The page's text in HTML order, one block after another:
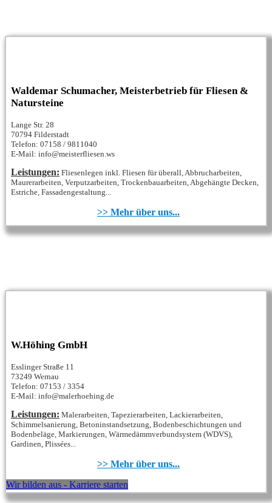
Waldemar Schumacher, Meisterbetrieb für Fliesen &
Natursteine
Lange Str. 28
70794 Filderstadt
Telefon: 07158 / 9811040
E-Mail: info@meisterfliesen.ws
Leistungen: Fliesenlegen inkl. Fliesen für überall, Abbrucharbeiten,
Maurerarbeiten, Verputzarbeiten, Trockenbauarbeiten, Abgehängte Decken,
Estriche, Fassadengestaltung...
>> Mehr über uns...
W.Höhing GmbH
Esslinger Straße 11
73249 Wernau
Telefon: 07153 / 3354
E-Mail: info@malerhoehing.de
Leistungen: Malerarbeiten, Tapezierarbeiten, Lackierarbeiten,
Schimmelsanierung, Betoninstandsetzung, Bodenbeschichtungen und
Bodenbeläge, Markierungen, Wärmedämmverbundsystem (WDVS),
Gardinen, Plissées...
>> Mehr über uns...
Wir bilden aus - Karriere starten